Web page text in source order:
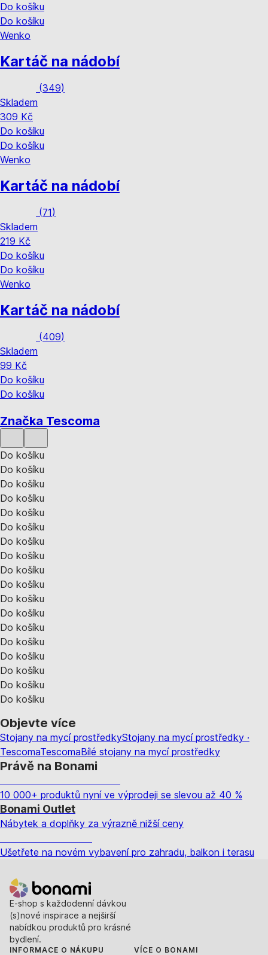
Do košíku
Do košíku
Wenko
Kartáč na nádobí
(349)
Skladem
309 Kč
Do košíku
Do košíku
Wenko
Kartáč na nádobí
(71)
Skladem
219 Kč
Do košíku
Do košíku
Wenko
Kartáč na nádobí
(409)
Skladem
99 Kč
Do košíku
Do košíku
Značka Tescoma
Do košíku
Do košíku
Do košíku
Do košíku
Do košíku
Do košíku
Do košíku
Do košíku
Do košíku
Do košíku
Do košíku
Do košíku
Do košíku
Do košíku
Do košíku
Do košíku
Do košíku
Do košíku
Objevte více
Stojany na mycí prostředkyStojany na mycí prostředky ·
TescomaTescomaBílé stojany na mycí prostředky
Právě na Bonami
10 000+ produktů nyní ve výprodeji se slevou až 40 %
Bonami Outlet
Nábytek a doplňky za výrazně nižší ceny
Ušetřete na novém vybavení pro zahradu, balkon i terasu
E-shop s každodenní dávkou
(s)nové inspirace a nejširší
nabídkou produktů pro krásné
bydlení.
INFORMACE O NÁKUPU VÍCE O BONAMI